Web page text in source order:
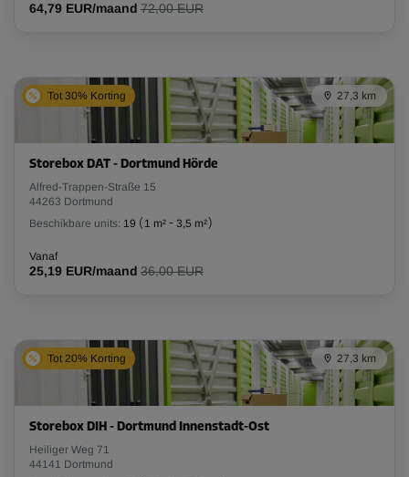
64,79 EUR/maand 72,00 EUR
Tot 30% Korting 27,3 km
Storebox DAT - Dortmund Hörde
Alfred-Trappen-Straße 15
44263 Dortmund
Beschikbare units: 19 ( 1 m² - 3,5 m²)
Vanaf
25,19 EUR/maand 36,00 EUR
Tot 20% Korting 27,3 km
Storebox DIH - Dortmund Innenstadt-Ost
Heiliger Weg 71
44141 Dortmund